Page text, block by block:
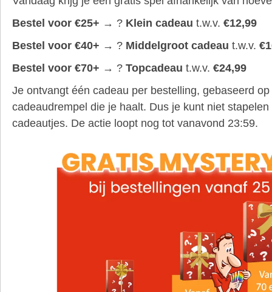
Bestel voor €25+ → ? Klein cadeau t.w.v. €12,99
Bestel voor €40+ → ? Middelgroot cadeau t.w.v.
Bestel voor €70+ → ? Topcadeau t.w.v. €24,99
Je ontvangt één cadeau per bestelling, gebaseerd
cadeaudrempel die je haalt. Dus je kunt niet
cadeautjes. De actie loopt nog tot vanavond 23:59.